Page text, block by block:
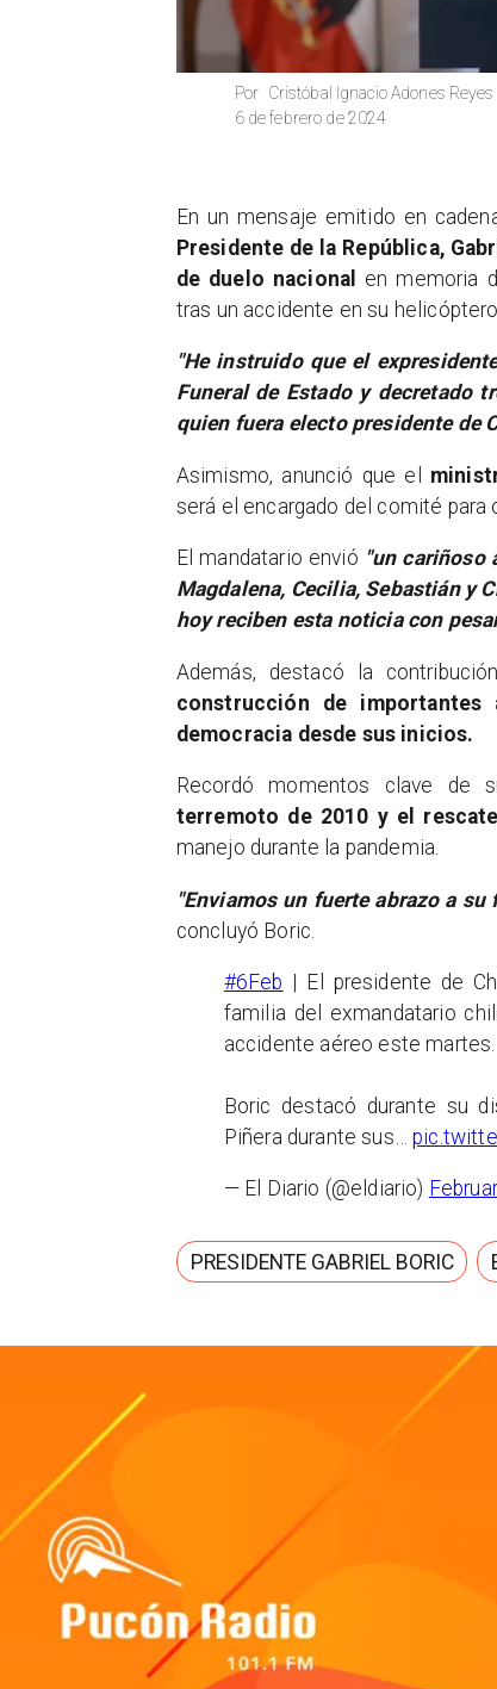
Cristóbal Ignacio Adones Reyes
Por
6 de febrero de 2024
​En un mensaje emitido en
Presidente de la República,
de duelo nacional en memoria
tras un accidente en su helicóptero.
"He instruido que el
Funeral de Estado y decretado
quien fuera electo presidente de
Asimismo, anunció que el
será el encargado del comité para
El mandatario envió "un cariñoso
Magdalena, Cecilia, Sebastián y
hoy reciben esta noticia con
Además, destacó la
construcción de
democracia desde sus inicios.
Recordó momentos clave de
terremoto de 2010 y el
manejo durante la pandemia.
"Enviamos un fuerte abrazo a
concluyó Boric.
#6Feb | El presidente de
familia del exmandatario
accidente aéreo este martes.
Boric destacó durante su
Piñera durante sus…
— El Diario (@eldiario)
PRESIDENTE GABRIEL BORIC